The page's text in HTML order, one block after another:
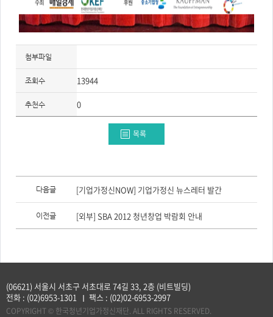
첨부파일
조회수 13944
추천수 0
목록
이
다
다음글 [기업가정신NOW] 기업가정신 뉴스레터 발간
이전글 [외부] SBA 2012 청년창업 박람회 안내
(06621) 서울시 서초구 서초대로 74길 33, 2층 (비트빌딩)
전화 : (02)6953-1301 팩스 : (02)02-6953-2997
COPYRIGHT © 한국청년기업가정신재단. ALL RIGHTS RESERVED.